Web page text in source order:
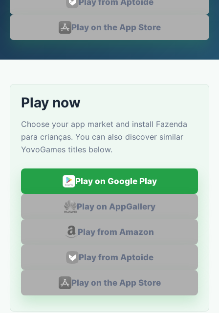
Play from Aptoide
Play on the App Store
Play now
Choose your app market and install Fazenda
para crianças. You can also discover similar
YovoGames titles below.
Play on Google Play
Play on AppGallery
Play from Amazon
Play from Aptoide
Play on the App Store